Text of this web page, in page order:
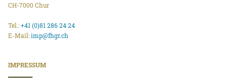
CH-7000 Chur
Tel.:+41 (0)81 286 24 24
E-Mail:imp@fhgr.ch
IMPRESSUM